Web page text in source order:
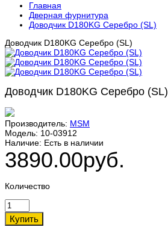
Главная
Дверная фурнитура
Доводчик D180KG Серебро (SL)
Доводчик D180KG Серебро (SL)
Доводчик D180KG Серебро (SL)
Производитель: MSM
Модель: 10-03912
Наличие: Есть в наличии
3890.00руб.
Количество